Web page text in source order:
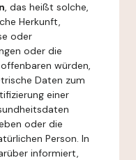
, das heißt solche,
Herkunft,
oder
oder die
würden,
Daten zum
einer
oder die
Person. In
informiert,